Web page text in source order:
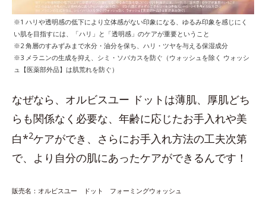
※1 ハリや透明感の低下により立体感がない印象になる、ゆるみ印象を感じにく
い肌を目指すには、「ハリ」と「透明感」のケアが重要ということ
※2 角層のすみずみまで水分・油分を保ち、ハリ・ツヤを与える保湿成分
※3 メラニンの生成を抑え、シミ・ソバカスを防ぐ（ウォッシュを除く ウォッシ
ュ【医薬部外品】は肌荒れを防ぐ）
なぜなら、オルビスユー ドットは薄肌、厚肌どち
らも関係なく必要な、年齢に応じたお手入れや美
白*2ケアができ、さらにお手入れ方法の工夫次第
で、より自分の肌にあったケアができるんです！
販売名：オルビスユー ドット フォーミングウォッシュ